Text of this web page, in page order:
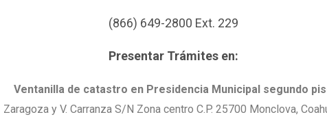
(866) 649-2800 Ext. 229
Presentar Trámites en:
Ventanilla de catastro en Presidencia Municipal segundo
Zaragoza y V. Carranza S/N Zona centro C.P. 25700 Monclova,